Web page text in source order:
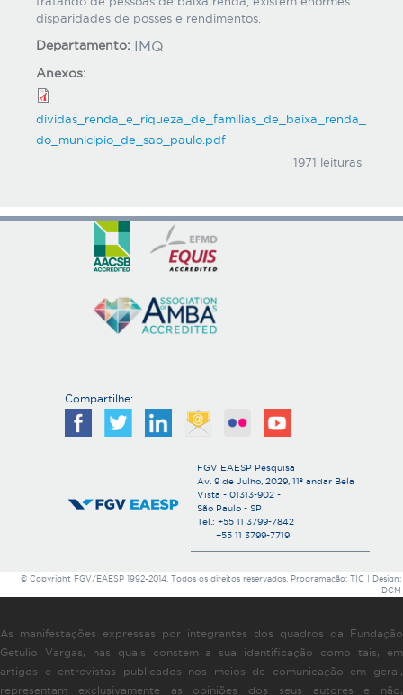
disparidades de posses e rendimentos.
Departamento: IMQ
Anexos:
dividas_renda_e_riqueza_de_familias_de_baixa_renda_
do_municipio_de_sao_paulo.pdf
1971 leituras
Compartilhe:
FGV EAESP Pesquisa
Av. 9 de Julho, 2029, 11º andar Bela
Vista - 01313-902 -
São Paulo - SP
Tel.: +55 11 3799-7842
+55 11 3799-7719
© Copyright FGV/EAESP 1992-2014. Todos os direitos reservados. Programação: TIC | Design:
DCM
As manifestações expressas por integrantes dos quadros da Fundação
Getulio Vargas, nas quais constem a sua identificação como tais, em
artigos e entrevistas publicados nos meios de comunicação em geral,
representam exclusivamente as opiniões dos seus autores e não,